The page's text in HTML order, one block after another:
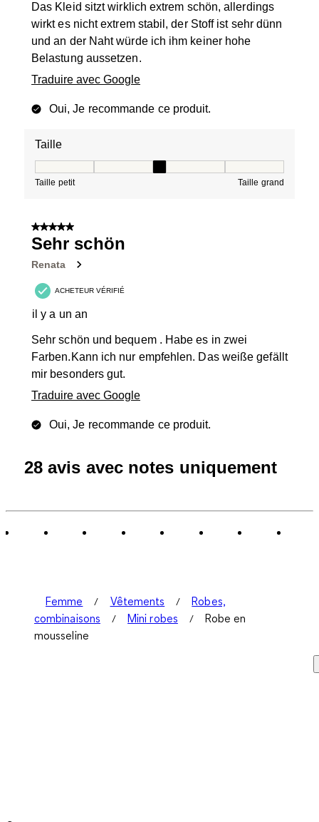
Das Kleid sitzt wirklich extrem schön, allerdings
wirkt es nicht extrem stabil, der Stoff ist sehr dünn
und an der Naht würde ich ihm keiner hohe
Belastung aussetzen.
Traduire avec Google
Oui, Je recommande ce produit.
Taille
Taille petit Taille grand
5 sur 5 étoiles.
Sehr schön
Renata
ACHETEUR VÉRIFIÉ
il y a un an
Sehr schön und bequem . Habe es in zwei
Farben.Kann ich nur empfehlen. Das weiße gefällt
mir besonders gut.
Traduire avec Google
Oui, Je recommande ce produit.
28 avis avec notes uniquement
Femme Vêtements
Robes,
combinaisons
Mini robes
Robe en
mousseline